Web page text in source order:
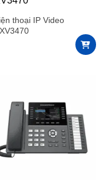
thoại IP Video